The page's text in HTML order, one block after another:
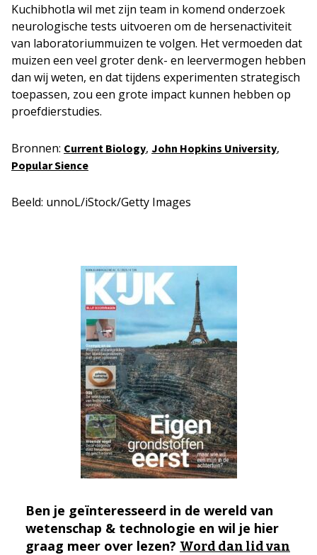
Kuchibhotla wil met zijn team in komend onderzoek
neurologische tests uitvoeren om de hersenactiviteit
van laboratoriummuizen te volgen. Het vermoeden dat
muizen een veel groter denk- en leervermogen hebben
dan wij weten, en dat tijdens experimenten strategisch
toepassen, zou een grote impact kunnen hebben op
proefdierstudies.
Bronnen: Current Biology, John Hopkins University,
Popular Sience
Beeld: unnoL/iStock/Getty Images
Ben je geïnteresseerd in de wereld van
wetenschap & technologie en wil je hier
graag meer over lezen? Word dan lid van